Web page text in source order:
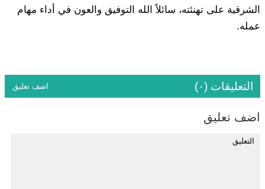
الشرقية على تهنئته، سائلاً الله التوفيق والعون في أداء مهام
عمله.
التعليقات (٠) اضف تعليق
اضف تعليق